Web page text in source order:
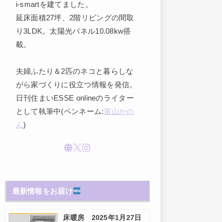
i-smartを建てました。
延床面積27坪、2階リビングの間取
り3LDK。太陽光パネル10.08kw搭
載。
夫婦ふたり＆2匹のネコと暮らしな
がら家づくりに役立つ情報を発信。
日刊住まいESSE onlineのライター
として執筆中(ペンネーム:富山かの
ん)
最新情報をお届け
床暖房 2025年1月27日